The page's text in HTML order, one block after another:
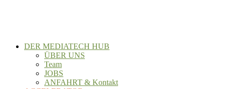
DER MEDIATECH HUB
ÜBER UNS
Team
JOBS
ANFAHRT & Kontakt